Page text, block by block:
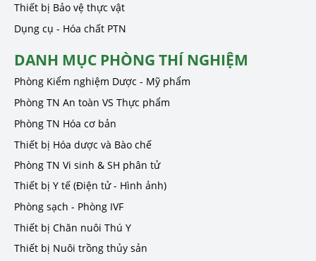
Thiết bị Bảo vệ thực vật
Dụng cụ - Hóa chất PTN
DANH MỤC PHÒNG THÍ NGHIỆM
Phòng Kiểm nghiệm Dược - Mỹ phẩm
Phòng TN An toàn VS Thực phẩm
Phòng TN Hóa cơ bản
Thiết bị Hóa dược và Bào chế
Phòng TN Vi sinh & SH phân tử
Thiết bị Y tế (Điện tử - Hình ảnh)
Phòng sạch - Phòng IVF
Thiết bị Chăn nuôi Thú Y
Thiết bị Nuôi trồng thủy sản